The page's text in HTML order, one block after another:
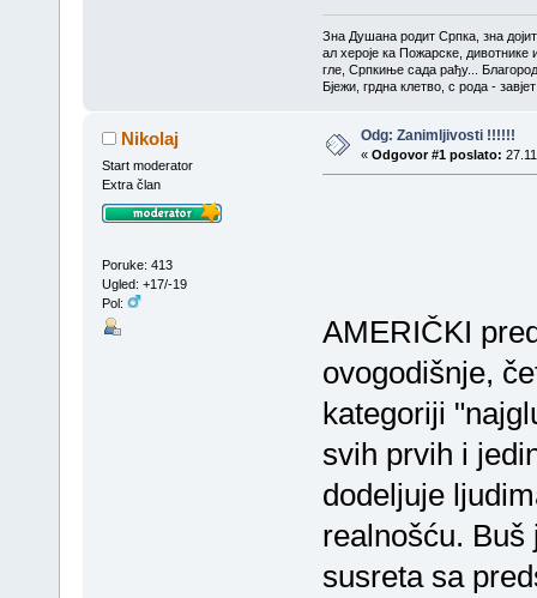
Зна Душана родит Српка, зна
ал хероје ка Пожарске, дивотнике
гле, Српкиње сада рађу...
Бјежи, грдна клетво, с рода -
Nikolaj
Start moderator
Extra član
Poruke: 413
Ugled: +17/-19
Pol:
Odg: Zanimljivosti !!!!!!
« Odgovor #1 poslato:
AMERIČKI
ovogodišnje,
kategoriji
svih prvih i
dodeljuje
realnošću. Buš
susreta sa